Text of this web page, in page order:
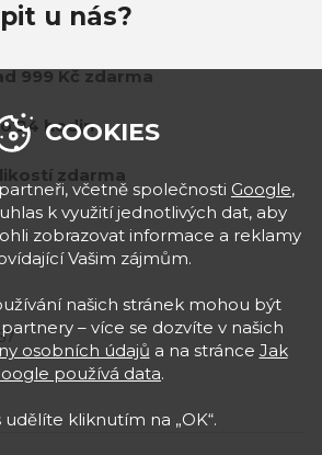
u nás?
999 Kč zdarma
24 hodin
zdarma
COOKIES
včetně společnosti Google,
k využití jednotlivých dat, aby
zobrazovat informace a reklamy
Vašim zájmům.
našich stránek mohou být
– více se dozvíte v našich
osobních údajů a na stránce Jak
používá data.
udělíte kliknutím na „OK“.